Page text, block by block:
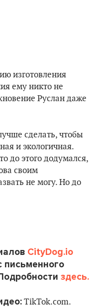
изготовления
ему никто не
Руслан даже
сделать, чтобы
и экологичная.
до этого додумался,
своим
не могу. Но до
CityDog.io
письменного
здесь.
TikTok.com.